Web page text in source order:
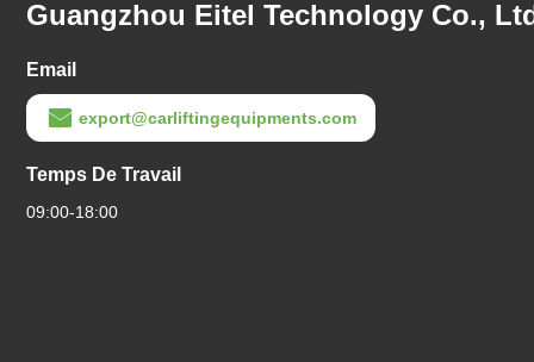
Guangzhou Eitel Technology Co.,
Email
export@carliftingequipments.com
Temps De Travail
09:00-18:00